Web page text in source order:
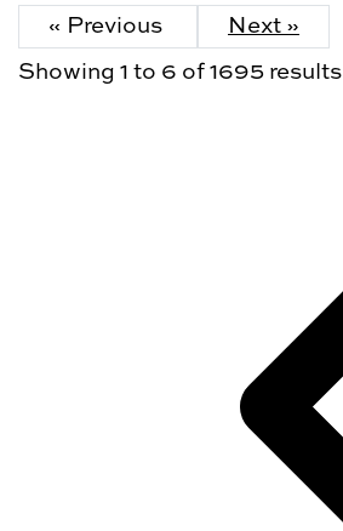
« Previous Next »
Showing 1 to 6 of 1695 results